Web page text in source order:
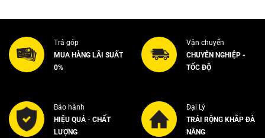
Trả góp
MUA HÀNG LÃI SUẤT
0%
Vận chuyển
CHUYÊN NGHIỆP -
TỐC ĐỘ
Bảo hành
HIỆU QUẢ - CHẤT
LƯỢNG
Đại Lý
TRẢI RỘNG KHẮP ĐÀ
NẴNG